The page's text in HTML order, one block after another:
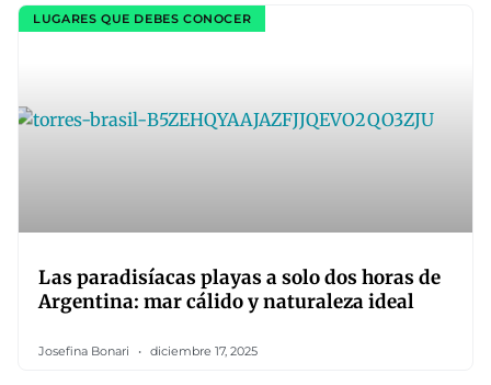
LUGARES QUE DEBES CONOCER
Las paradisíacas playas a solo dos horas de
Argentina: mar cálido y naturaleza ideal
Josefina Bonari diciembre 17, 2025